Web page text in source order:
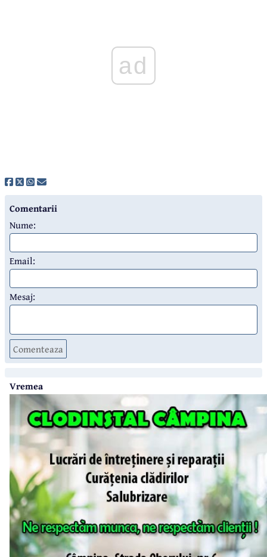
ad
Comentarii
Nume:
Email:
Mesaj:
Comenteaza
Vremea